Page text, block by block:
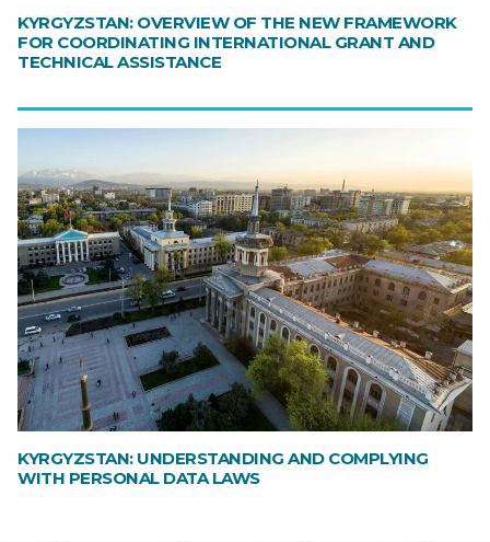
KYRGYZSTAN: OVERVIEW OF THE NEW FRAMEWORK
FOR COORDINATING INTERNATIONAL GRANT AND
TECHNICAL ASSISTANCE
KYRGYZSTAN: UNDERSTANDING AND COMPLYING
WITH PERSONAL DATA LAWS